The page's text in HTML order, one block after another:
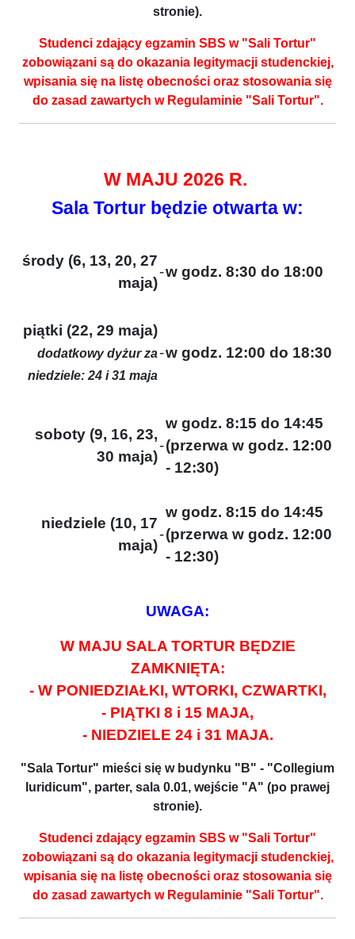
stronie).
Studenci zdający egzamin SBS w "Sali Tortur"
zobowiązani są do okazania legitymacji studenckiej,
wpisania się na listę obecności oraz stosowania się
do zasad zawartych w Regulaminie "Sali Tortur".
W MAJU 2026 R.
Sala Tortur będzie otwarta w:
środy (6, 13, 20, 27
maja)
-w godz. 8:30 do 18:00
piątki (22, 29 maja)
dodatkowy dyżur za
niedziele: 24 i 31 maja
-w godz. 12:00 do 18:30
soboty (9, 16, 23,
30 maja)
-
w godz. 8:15 do 14:45
(przerwa w godz. 12:00
- 12:30)
niedziele (10, 17
maja)
-
w godz. 8:15 do 14:45
(przerwa w godz. 12:00
- 12:30)
UWAGA:
W MAJU SALA TORTUR BĘDZIE
ZAMKNIĘTA:
- W PONIEDZIAŁKI, WTORKI, CZWARTKI,
- PIĄTKI 8 i 15 MAJA,
- NIEDZIELE 24 i 31 MAJA.
"Sala Tortur" mieści się w budynku "B" - "Collegium
Iuridicum", parter, sala 0.01, wejście "A" (po prawej
stronie).
Studenci zdający egzamin SBS w "Sali Tortur"
zobowiązani są do okazania legitymacji studenckiej,
wpisania się na listę obecności oraz stosowania się
do zasad zawartych w Regulaminie "Sali Tortur".